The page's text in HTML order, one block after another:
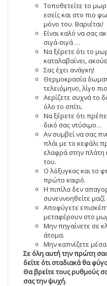
Τοποθετείτε το
εσείς και στο πιο
μόνο του. Βαριέται!
Είναι καλό να σας
σιγά-σιγά …
Να ξέρετε ότι το
καταλαβαίνει,
Σας έχει ανάγκη!
Θερμοκρασία
τελειόμηνο, λίγο
Αερίζετε συχνά το
όλο το σπίτι.
Να ξέρετε ότι
δικό σας ντύσιμο…
Αν συμβεί να σας
πλάι με το κεφάλι
ελαφρά στην πλάτη
του.
Ο λόξυγκας και το
πρώτο καιρό.
Η πιπίλα δεν
συνεννοηθείτε
Αποφύγετε
μεταφέρουν στο
Μην πηγαίνετε σε
άτομα.
Μην καπνίζετε μέσα
Σε όλη αυτή την πρώτη
δείτε ότι σταδιακά θα
Θα βρείτε τους ρυθμούς
σας την ψυχή.